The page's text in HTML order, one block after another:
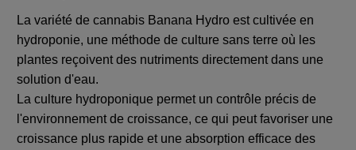
La variété de cannabis Banana Hydro est cultivée en
hydroponie, une méthode de culture sans terre où les
plantes reçoivent des nutriments directement dans une
solution d'eau.
La culture hydroponique permet un contrôle précis de
l'environnement de croissance, ce qui peut favoriser une
croissance plus rapide et une absorption efficace des